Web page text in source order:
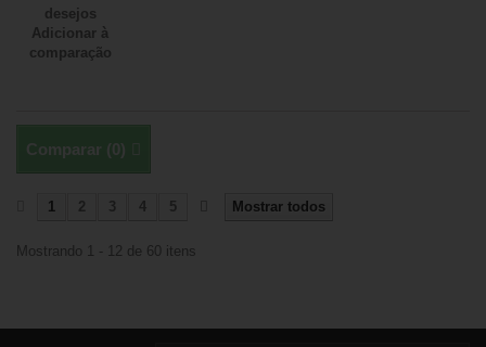
desejos
Adicionar à
comparação
Comparar (0)
Mostrar todos
1 2 3 4 5
Mostrando 1 - 12 de 60 itens